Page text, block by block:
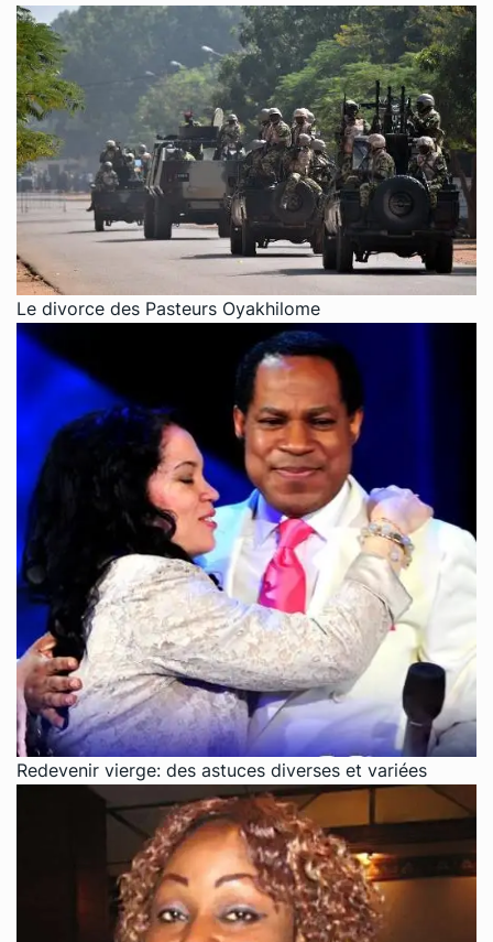
Le divorce des Pasteurs Oyakhilome
Redevenir vierge: des astuces diverses et variées